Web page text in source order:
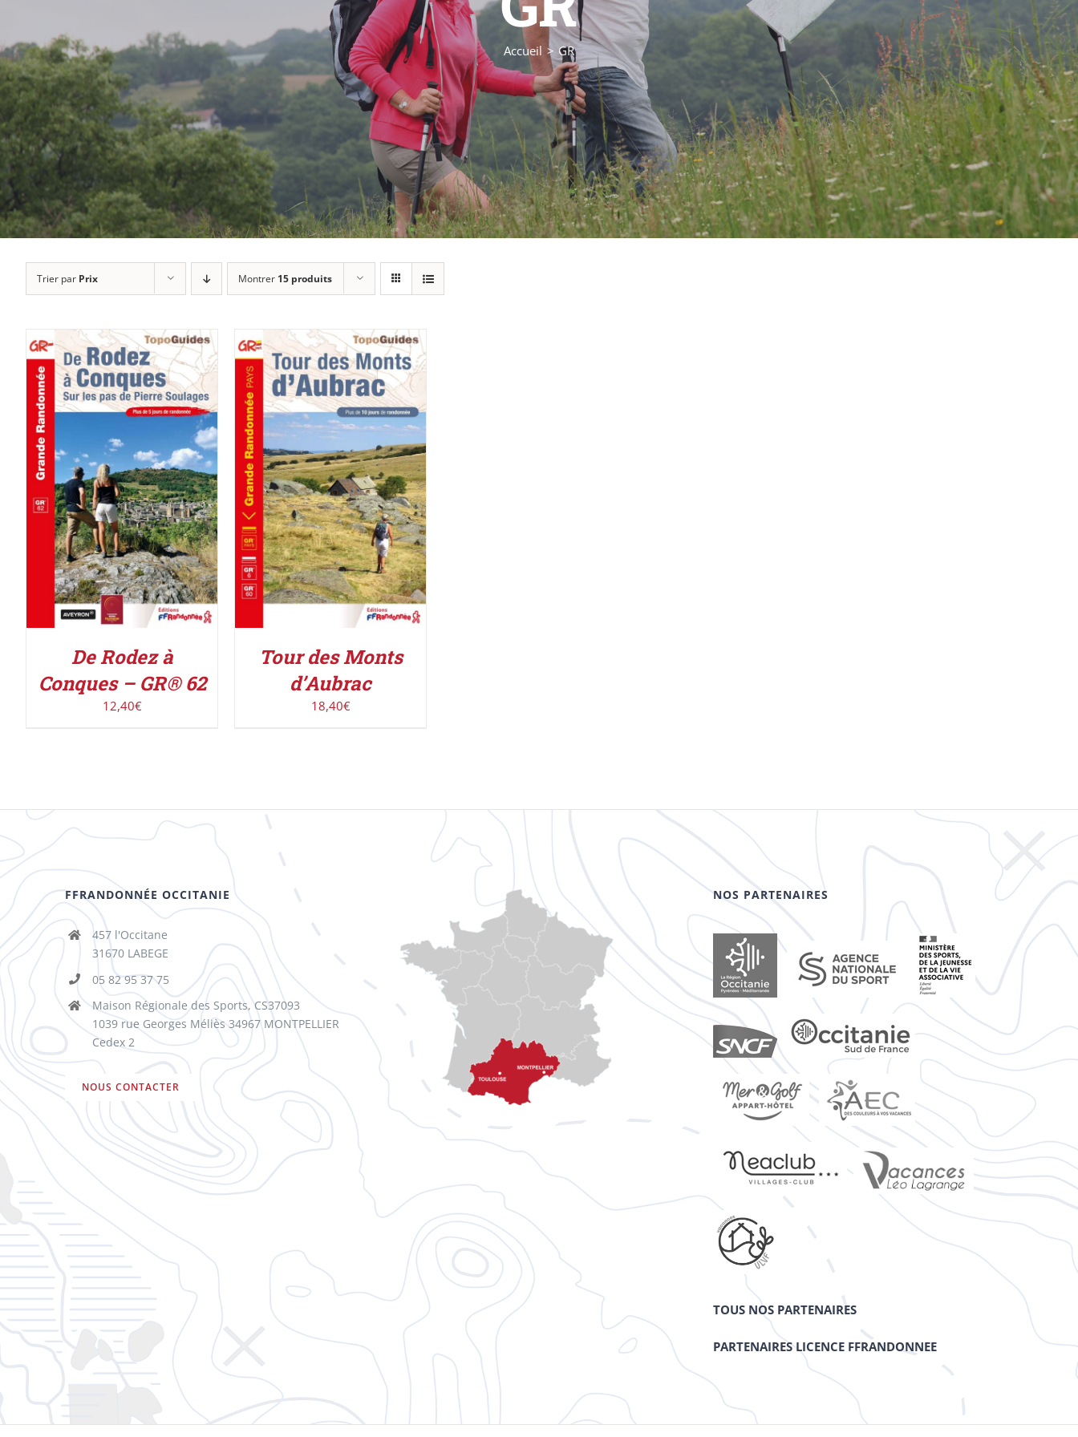
Accueil GR
Trier par Prix Montrer 15 produits
AJOUTER AU PANIER
/
DÉTAILS
De Rodez à
Conques – GR® 62
12,40€
AJOUTER AU PANIER
/
DÉTAILS
Tour des Monts
d’Aubrac
18,40€
FFRANDONNÉE OCCITANIE
457 l'Occitane
31670 LABEGE
05 82 95 37 75
Maison Régionale des Sports, CS37093
1039 rue Georges Méliès 34967 MONTPELLIER
Cedex 2
NOUS CONTACTER
NOS PARTENAIRES
TOUS NOS PARTENAIRES
PARTENAIRES LICENCE FFRANDONNEE